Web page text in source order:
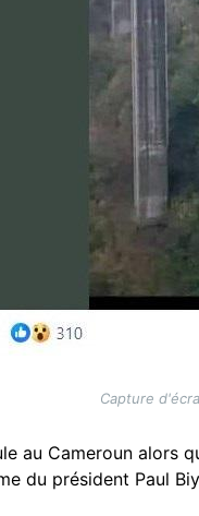
Capture
au Cameroun alors
du président Paul